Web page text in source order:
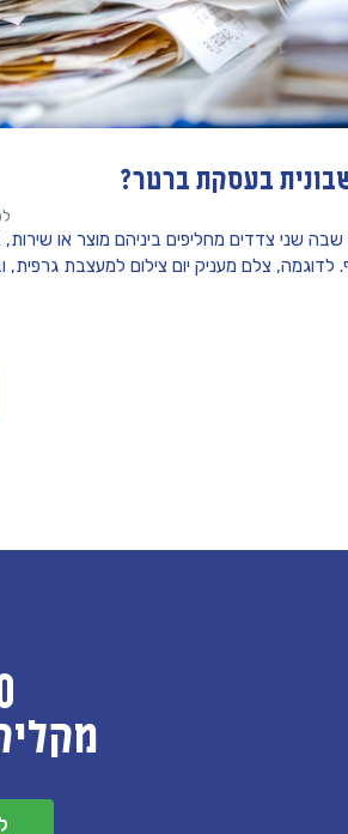
בעסקת ברטר?
שני צדדים מחליפים ביניהם מוצר או שירות,
צלם מעניק יום צילום למעצבת גרפית,
30